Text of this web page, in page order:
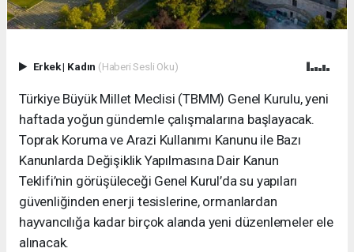
Erkek| Kadın (Haberi Sesli Oku)
Türkiye Büyük Millet Meclisi (TBMM) Genel Kurulu, yeni
haftada yoğun gündemle çalışmalarına başlayacak.
Toprak Koruma ve Arazi Kullanımı Kanunu ile Bazı
Kanunlarda Değişiklik Yapılmasına Dair Kanun
Teklifi’nin görüşüleceği Genel Kurul’da su yapıları
güvenliğinden enerji tesislerine, ormanlardan
hayvancılığa kadar birçok alanda yeni düzenlemeler ele
alınacak.